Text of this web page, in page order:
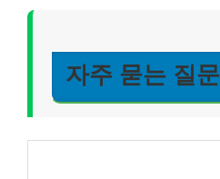
자주 묻는 질문